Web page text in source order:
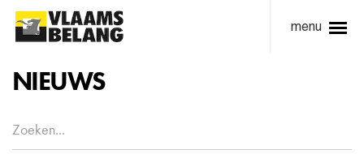
menu
NIEUWS